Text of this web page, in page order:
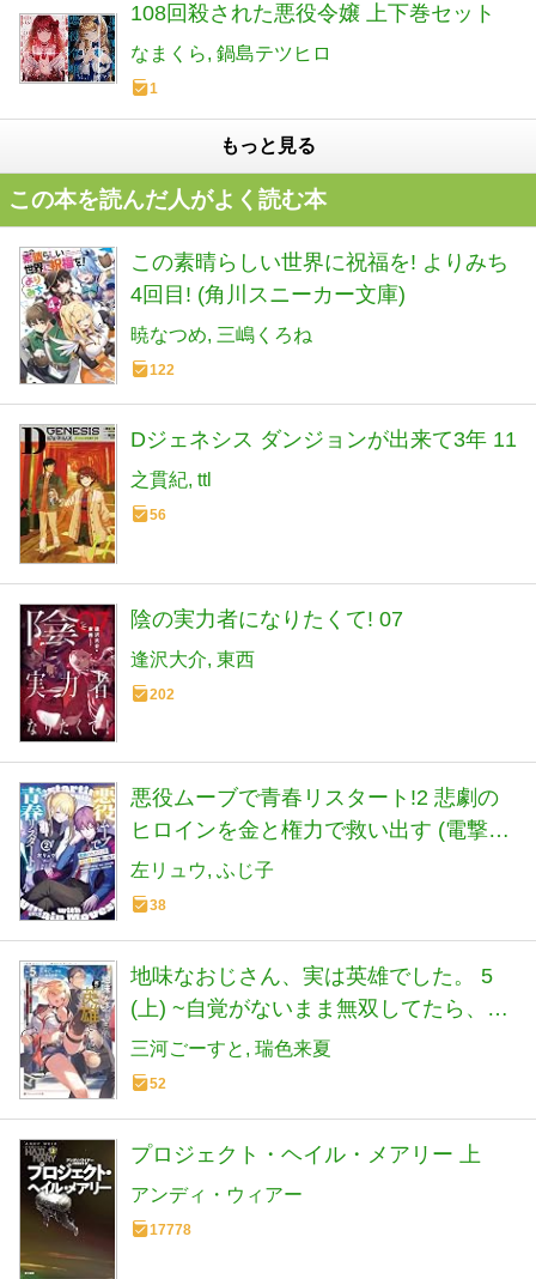
108回殺された悪役令嬢 上下巻セット
なまくら 鍋島テツヒロ
1
もっと見る
この本を読んだ人がよく読む本
この素晴らしい世界に祝福を! よりみち
4回目! (角川スニーカー文庫)
暁なつめ 三嶋くろね
122
Dジェネシス ダンジョンが出来て3年 11
之貫紀 ttl
56
陰の実力者になりたくて! 07
逢沢大介 東西
202
悪役ムーブで青春リスタート!2 悲劇の
ヒロインを金と権力で救い出す (電撃文
庫)
左リュウ ふじ子
38
地味なおじさん、実は英雄でした。 5
(上) ~自覚がないまま無双してたら、姪
のダンジョン配信で晒されてたようで
す~ (ダッシュエックス文庫)
三河ごーすと 瑞色来夏
52
プロジェクト・ヘイル・メアリー 上
アンディ・ウィアー
17778